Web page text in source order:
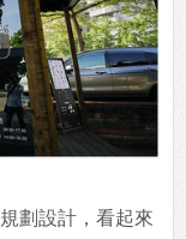
劃設計，看起來